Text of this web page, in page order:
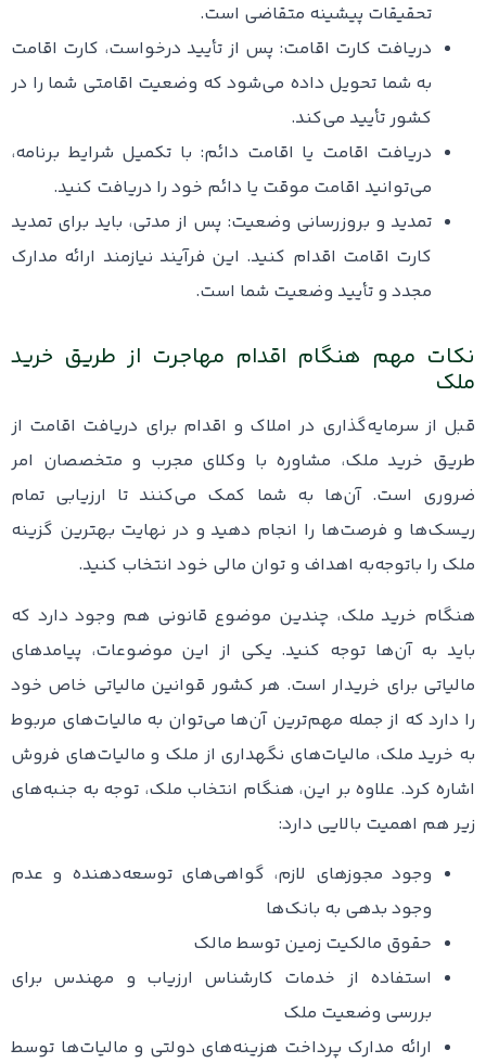
تحقیقات پیشینه متقاضی است.
دریافت کارت اقامت: پس از تأیید درخواست، کارت اقامت
به شما تحویل داده می‌شود که وضعیت اقامتی شما را در
کشور تأیید می‌کند.
دریافت اقامت یا اقامت دائم: با تکمیل شرایط برنامه،
می‌توانید اقامت موقت یا دائم خود را دریافت کنید.
تمدید و بروزرسانی وضعیت: پس از مدتی، باید برای تمدید
کارت اقامت اقدام کنید. این فرآیند نیازمند ارائه مدارک
مجدد و تأیید وضعیت شما است.
نکات مهم هنگام اقدام مهاجرت از طریق خرید
ملک
قبل از سرمایه‌گذاری در املاک و اقدام برای دریافت اقامت از
طریق خرید ملک، مشاوره با وکلای مجرب و متخصصان امر
ضروری است. آن‌ها به شما کمک می‌کنند تا ارزیابی تمام
ریسک‌ها و فرصت‌ها را انجام دهید و در نهایت بهترین گزینه
ملک را باتوجه‌به اهداف و توان مالی‌ خود انتخاب کنید.
هنگام خرید ملک، چندین موضوع قانونی هم وجود دارد که
باید به آن‌ها توجه کنید. یکی از این موضوعات، پیامدهای
مالیاتی برای خریدار است. هر کشور قوانین مالیاتی خاص خود
را دارد که از جمله مهم‌ترین آن‌ها می‌توان به مالیات‌های مربوط
به خرید ملک، مالیات‌های نگهداری از ملک و مالیات‌های فروش
اشاره کرد. علاوه بر این، هنگام انتخاب ملک، توجه به جنبه‌های
زیر هم اهمیت بالایی دارد:
وجود مجوزهای لازم، گواهی‌های توسعه‌دهنده و عدم
وجود بدهی به بانک‌ها
حقوق مالکیت زمین توسط مالک
استفاده از خدمات کارشناس ارزیاب و مهندس برای
بررسی وضعیت ملک
ارائه مدارک پرداخت هزینه‌های دولتی و مالیات‌ها توسط